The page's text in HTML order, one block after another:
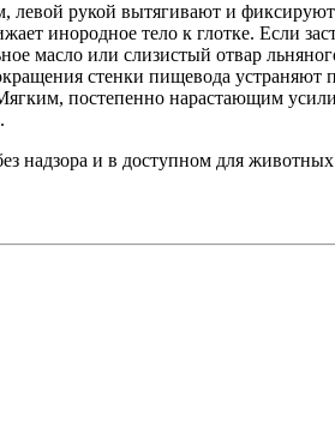
рукой вытягивают и
инородное тело к глотке. Если
масло или слизистый отвар
стенки пищевода
постепенно нарастающим
надзора и в доступном для